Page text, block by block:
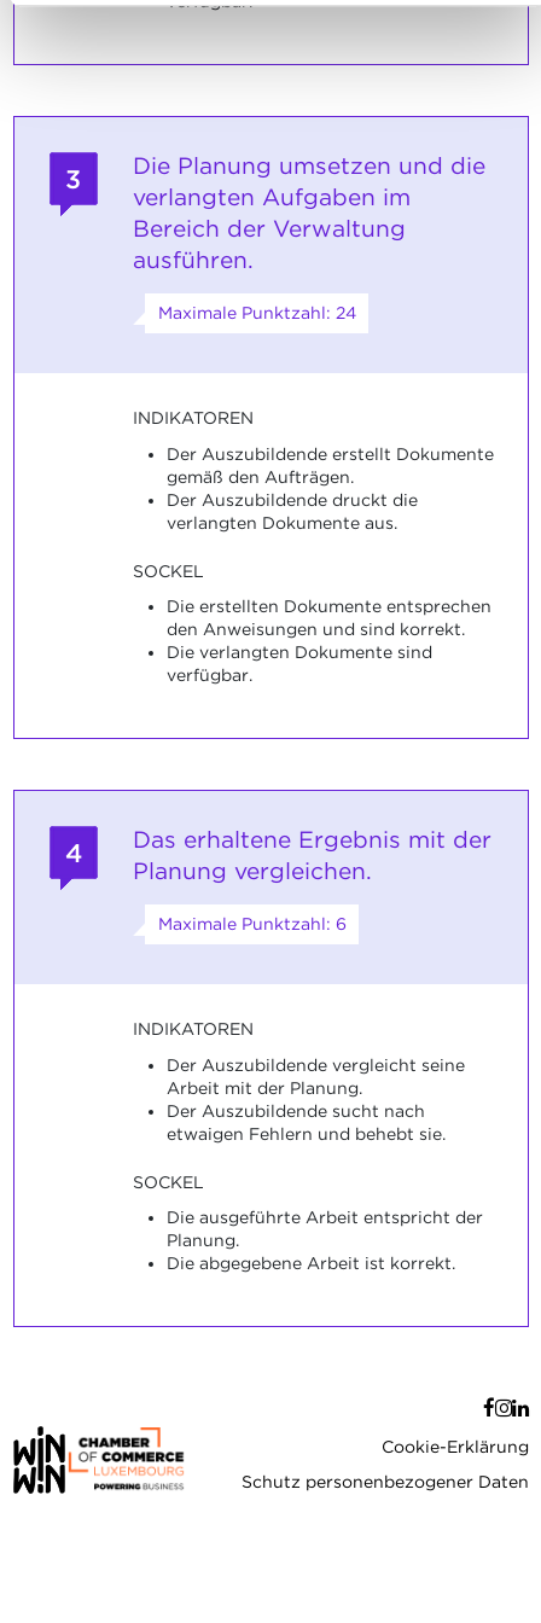
3
Die Planung umsetzen und die
verlangten Aufgaben im
Bereich der Verwaltung
ausführen.
Maximale Punktzahl: 24
INDIKATOREN
Der Auszubildende erstellt Dokumente
gemäß den Aufträgen.
Der Auszubildende druckt die
verlangten Dokumente aus.
SOCKEL
Die erstellten Dokumente entsprechen
den Anweisungen und sind korrekt.
Die verlangten Dokumente sind
verfügbar.
4
Das erhaltene Ergebnis mit der
Planung vergleichen.
Maximale Punktzahl: 6
INDIKATOREN
Der Auszubildende vergleicht seine
Arbeit mit der Planung.
Der Auszubildende sucht nach
etwaigen Fehlern und behebt sie.
SOCKEL
Die ausgeführte Arbeit entspricht der
Planung.
Die abgegebene Arbeit ist korrekt.
Cookie-Erklärung
Schutz personenbezogener Daten